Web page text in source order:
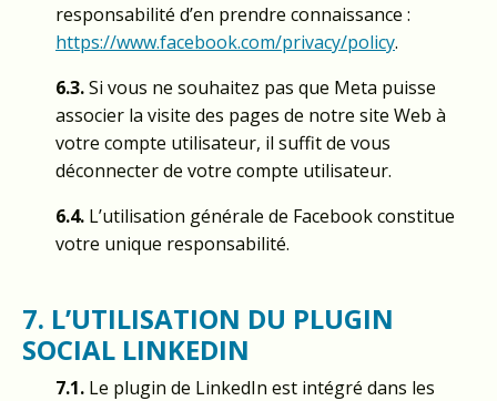
responsabilité d’en prendre connaissance :
https://www.facebook.com/privacy/policy.
6.3.Si vous ne souhaitez pas que Meta puisse
associer la visite des pages de notre site Web à
votre compte utilisateur, il suffit de vous
déconnecter de votre compte utilisateur.
6.4. L’utilisation générale de Facebook constitue
votre unique responsabilité.
7. L’UTILISATION DU PLUGIN
SOCIAL LINKEDIN
7.1. Le plugin de LinkedIn est intégré dans les